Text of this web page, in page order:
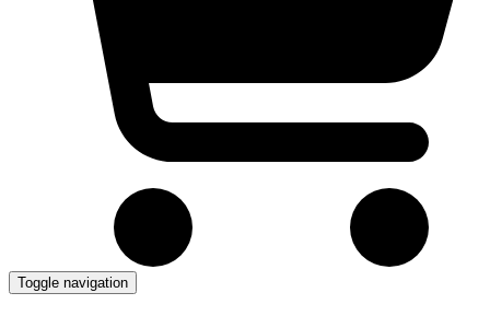
Toggle navigation